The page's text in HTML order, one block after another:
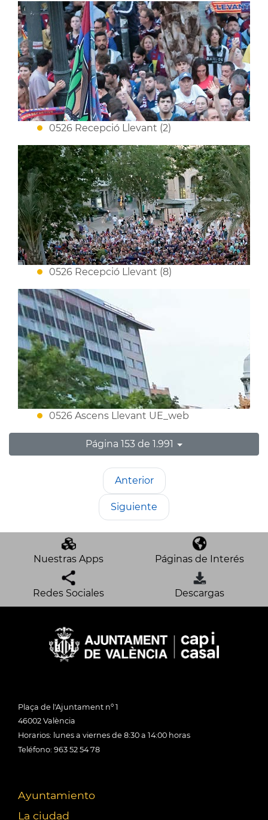
0526 Recepció Llevant (2)
0526 Recepció Llevant (8)
0526 Ascens Llevant UE_web
Página 153 de 1.991
Anterior
Siguiente
Nuestras Apps Páginas de Interés
Redes Sociales Descargas
Plaça de l'Ajuntament nº 1
46002 València
Horarios: lunes a viernes de 8:30 a 14:00 horas
Teléfono: 963 52 54 78
Ayuntamiento
La ciudad